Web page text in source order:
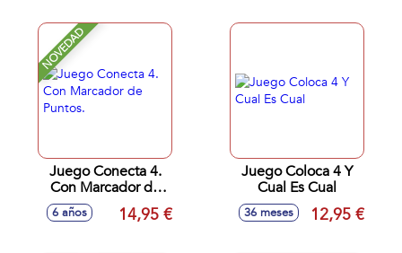
logica para un
jugador.
NOVEDAD
Juego Conecta 4.
Con Marcador de
Puntos.
6 años 14,95 €
Juego Coloca 4 Y
Cual Es Cual
36 meses 12,95 €